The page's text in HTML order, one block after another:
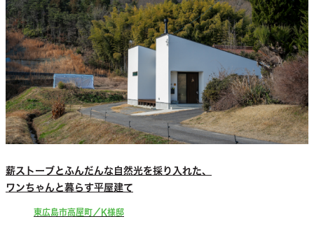
薪ストーブとふんだんな自然光を採り入れた、
ワンちゃんと暮らす平屋建て
東広島市高屋町／K様邸